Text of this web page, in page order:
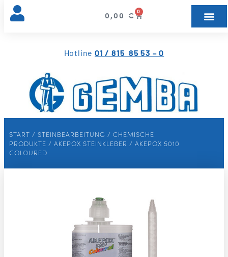
Hotline01 / 815 85 53 – 0
0,00 € 0
START / STEINBEARBEITUNG / CHEMISCHE
PRODUKTE / AKEPOX STEINKLEBER / AKEPOX 5010
COLOURED